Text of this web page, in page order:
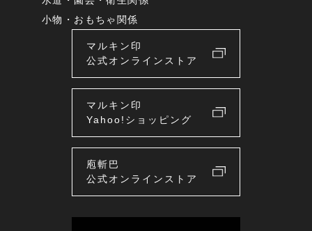
小物・おもちゃ関係
マルキン印
公式オンラインストア
マルキン印
Yahoo!ショッピング
庖斬巴
公式オンラインストア